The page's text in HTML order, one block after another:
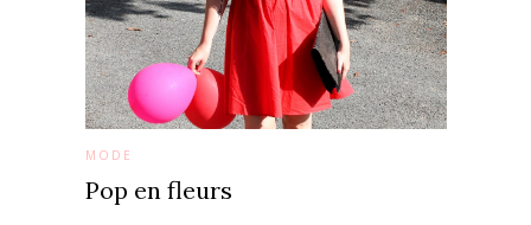
MODE
Pop en fleurs